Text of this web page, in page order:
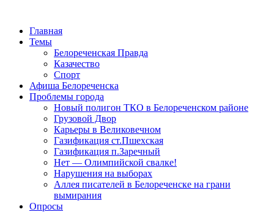
Главная
Темы
Белореченская Правда
Казачество
Спорт
Афиша Белореченска
Проблемы города
Новый полигон ТКО в Белореченском районе
Грузовой Двор
Карьеры в Великовечном
Газификация ст.Пшехская
Газификация п.Заречный
Нет — Олимпийской свалке!
Нарушения на выборах
Аллея писателей в Белореченске на грани
вымирания
Опросы